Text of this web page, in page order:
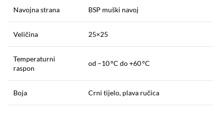
Navojna strana BSP muški navoj
Veličina 25×25
Temperaturni
raspon
od –10 °C do +60 °C
Boja Crni tijelo, plava ručica